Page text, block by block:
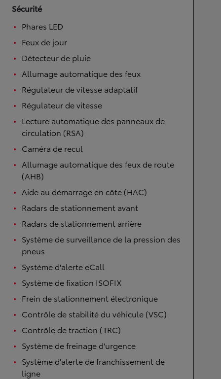
Sécurité
Phares LED
Feux de jour
Détecteur de pluie
Allumage automatique des feux
Régulateur de vitesse adaptatif
Régulateur de vitesse
Lecture automatique des panneaux de
circulation (RSA)
Caméra de recul
Allumage automatique des feux de route
(AHB)
Aide au démarrage en côte (HAC)
Radars de stationnement avant
Radars de stationnement arrière
Système de surveillance de la pression des
pneus
Système d'alerte eCall
Système de fixation ISOFIX
Frein de stationnement électronique
Contrôle de stabilité du véhicule (VSC)
Contrôle de traction (TRC)
Système de freinage d'urgence
Système d'alerte de franchissement de
ligne